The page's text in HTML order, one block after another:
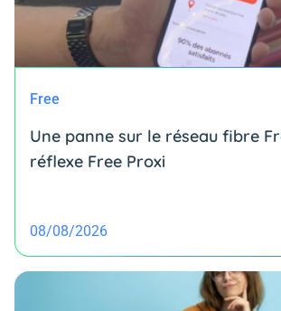
Free
Une panne sur le réseau fibre
réflexe Free Proxi
08/08/2026